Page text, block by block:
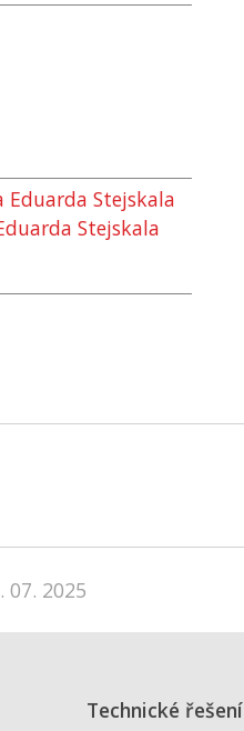
Stejskala
Stejskala
07. 2025
Technické řešení